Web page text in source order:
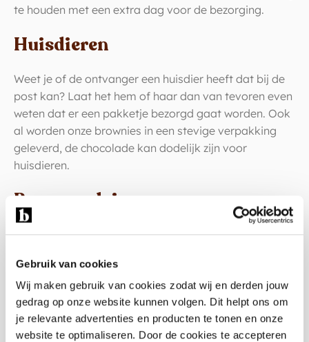
Gebruik van cookies
Wij maken gebruik van cookies zodat wij en derden jouw
gedrag op onze website kunnen volgen. Dit helpt ons om
je relevante advertenties en producten te tonen en onze
website te optimaliseren. Door de cookies te accepteren
te houden met een extra dag voor de bezorging.
Huisdieren
Weet je of de ontvanger een huisdier heeft dat bij de
post kan? Laat het hem of haar dan van tevoren even
weten dat er een pakketje bezorgd gaat worden. Ook
al worden onze brownies in een stevige verpakking
geleverd, de chocolade kan dodelijk zijn voor
huisdieren.
Bewaaradvies
Bij de levering geven wij in de verpakking het advies
voor stevige brownies en op kamertemperatuur voor
zachte brownies.
Warm weer